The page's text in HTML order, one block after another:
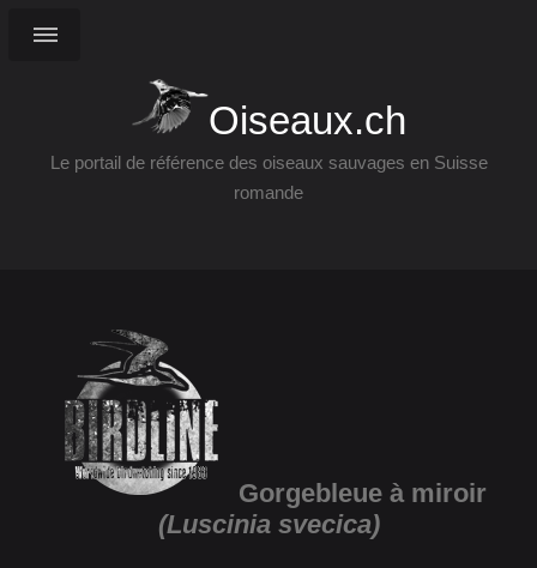
Oiseaux.ch
Le portail de référence des oiseaux sauvages en Suisse
romande
Gorgebleue à miroir
(Luscinia svecica)